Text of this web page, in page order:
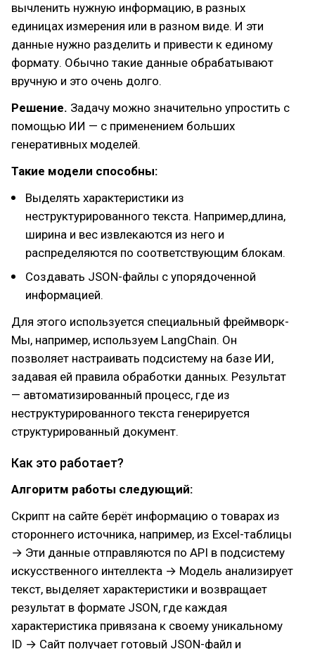
вычленить нужную информацию, в разных
единицах измерения или в разном виде. И эти
данные нужно разделить и привести к единому
формату. Обычно такие данные обрабатывают
вручную и это очень долго.
Решение. Задачу можно значительно упростить с
помощью ИИ — с применением больших
генеративных моделей.
Такие модели способны:
Выделять характеристики из
неструктурированного текста. Например,длина,
ширина и вес извлекаются из него и
распределяются по соответствующим блокам.
Создавать JSON-файлы с упорядоченной
информацией.
Для этого используется специальный фреймворк-
Мы, например, используем LangChain. Он
позволяет настраивать подсистему на базе ИИ,
задавая ей правила обработки данных. Результат
— автоматизированный процесс, где из
неструктурированного текста генерируется
структурированный документ.
Как это работает?
Алгоритм работы следующий:
Скрипт на сайте берёт информацию о товарах из
стороннего источника, например, из Excel-таблицы
→ Эти данные отправляются по API в подсистему
искусственного интеллекта → Модель анализирует
текст, выделяет характеристики и возвращает
результат в формате JSON, где каждая
характеристика привязана к своему уникальному
ID → Сайт получает готовый JSON-файл и